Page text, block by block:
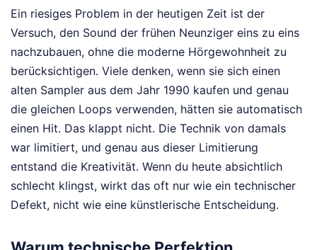
Ein riesiges Problem in der heutigen Zeit ist der
Versuch, den Sound der frühen Neunziger eins zu eins
nachzubauen, ohne die moderne Hörgewohnheit zu
berücksichtigen. Viele denken, wenn sie sich einen
alten Sampler aus dem Jahr 1990 kaufen und genau
die gleichen Loops verwenden, hätten sie automatisch
einen Hit. Das klappt nicht. Die Technik von damals
war limitiert, und genau aus dieser Limitierung
entstand die Kreativität. Wenn du heute absichtlich
schlecht klingst, wirkt das oft nur wie ein technischer
Defekt, nicht wie eine künstlerische Entscheidung.